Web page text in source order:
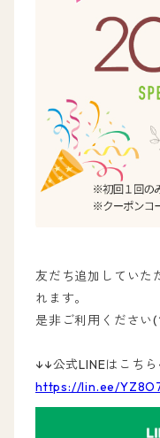
友だち追加していた
れます。
是非ご利用ください
↓↓公式LINEはこち
https://lin.ee/